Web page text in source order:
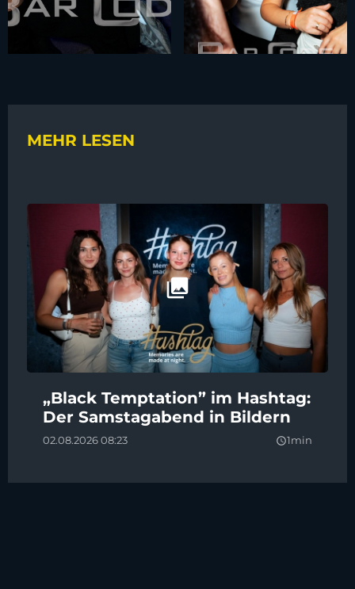
MEHR LESEN
„Black Temptation” im Hashtag:
Der Samstagabend in Bildern
02.08.2026 08:23 query_builder1min